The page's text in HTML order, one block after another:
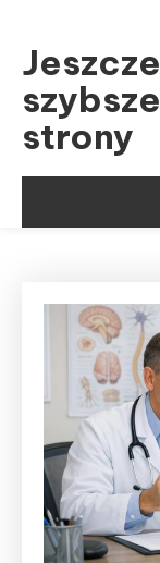
Content
Jeszcze
szybsze
strony